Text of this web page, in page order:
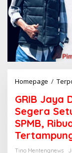
Homepage /
GRIB Jaya
Segera
SPMB,
Tino Mentengnews